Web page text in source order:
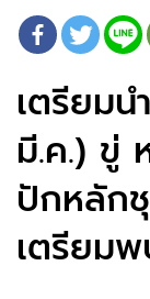
เตรียมน
มี.ค.) ขู่
ปักหลัก
เตรียม